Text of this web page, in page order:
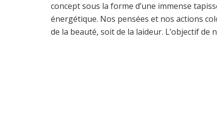
concept sous la forme d’une immense
énergétique. Nos pensées et nos actions
de la beauté, soit de la laideur. L’objectif